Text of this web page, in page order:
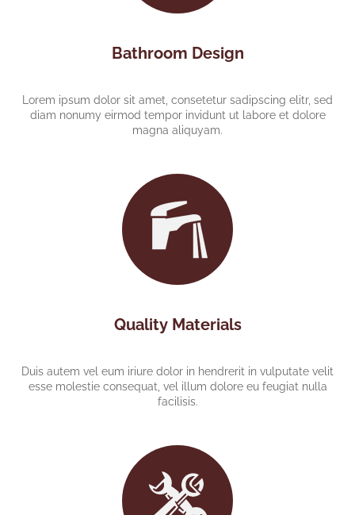
Bathroom Design
Lorem ipsum dolor sit amet, consetetur sadipscing elitr, sed
diam nonumy eirmod tempor invidunt ut labore et dolore
magna aliquyam.
Quality Materials
Duis autem vel eum iriure dolor in hendrerit in vulputate velit
esse molestie consequat, vel illum dolore eu feugiat nulla
facilisis.